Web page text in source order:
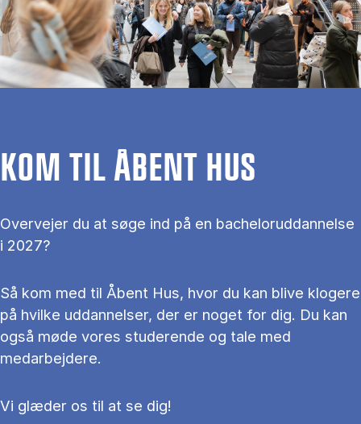
KOM TIL ÅBENT HUS
Overvejer du at søge ind på en bacheloruddannelse
i 2027?
Så kom med til Åbent Hus, hvor du kan blive klogere
på hvilke uddannelser, der er noget for dig. Du kan
også møde vores studerende og tale med
medarbejdere.
Vi glæder os til at se dig!